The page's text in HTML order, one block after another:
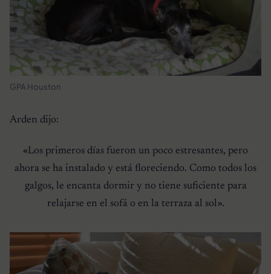
GPA Houston
Arden dijo:
«Los primeros días fueron un poco estresantes, pero
ahora se ha instalado y está floreciendo. Como todos los
galgos, le encanta dormir y no tiene suficiente para
relajarse en el sofá o en la terraza al sol».